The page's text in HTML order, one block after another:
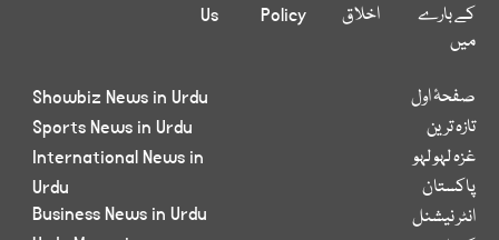
کے بارے
میں
اخلاق Policy
Us
صفحۂ اول
تازہ ترین
غزہ لہو لہو
پاکستان
انٹر نیشنل
Showbiz News in Urdu
Sports News in Urdu
International News in
Urdu
Business News in Urdu